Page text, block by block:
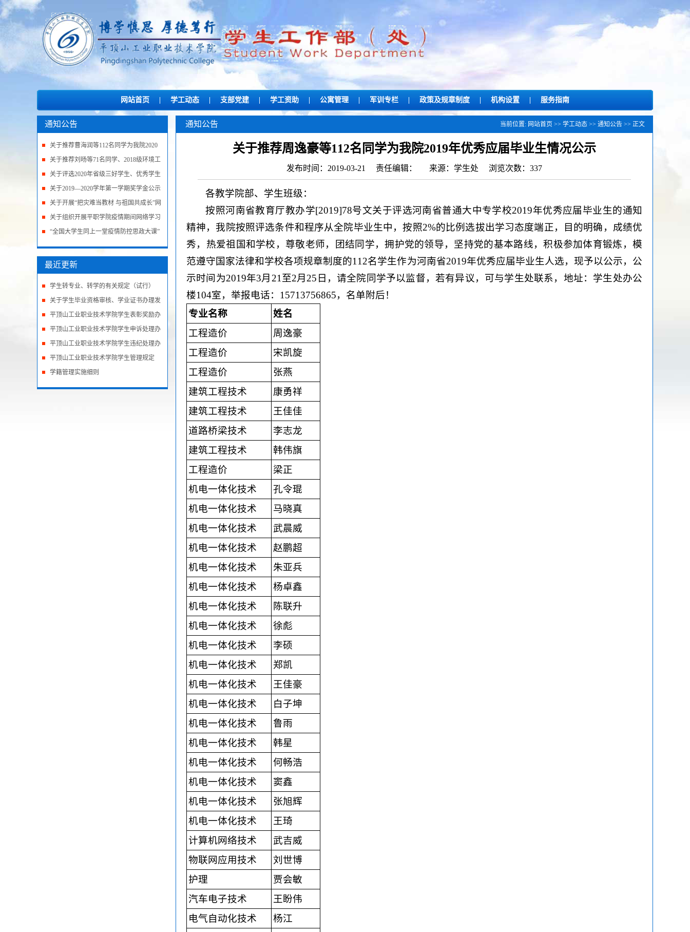
网站首页 学工动态 支部党建 学工资助 公寓管理 军训专栏 政策及规章制度 机构设置 服务指南
通知公告
关于推荐曹海润等112名同学为我院2020
年优秀应届毕业...
关于推荐刘旸等71名同学、2018级环境工
程技术1班等18...
关于评选2020年省级三好学生、优秀学生
干部和先进班...
关于2019—2020学年第一学期奖学金公示
名单关于开展“把灾难当教材 与祖国共成长”网
络主题班会...
关于组织开展平职学院疫情期间网络学习
相关情况问卷...
“全国大学生同上一堂疫情防控思政大课”
直播活动的通知
最近更新
学生转专业、转学的有关规定（试行）
关于学生毕业资格审核、学业证书办理发
放规平顶山工业职业技术学院学生表彰奖励办
法（平顶山工业职业技术学院学生申诉处理办
法
平顶山工业职业技术学院学生违纪处理办
法
平顶山工业职业技术学院学生管理规定
学籍管理实施细则
通知公告 当前位置: 网站首页 >> 学工动态 >> 通知公告 >> 正文
关于推荐周逸豪等112名同学为我院2019年优秀应届毕业生情况公示
发布时间：2019-03-21 责任编辑： 来源：学生处 浏览次数： 337
各教学院部、学生班级：
按照河南省教育厅教办学[2019]78号文关于评选河南省普通大中专学校2019年优秀应届毕业生的通知
精神，我院按照评选条件和程序从全院毕业生中，按照2%的比例选拔出学习态度端正，目的明确，成绩优
秀，热爱祖国和学校，尊敬老师，团结同学，拥护党的领导，坚持党的基本路线，积极参加体育锻炼，模
范遵守国家法律和学校各项规章制度的112名学生作为河南省2019年优秀应届毕业生人选，现予以公示，公
示时间为2019年3月21至2月25日，请全院同学予以监督，若有异议，可与学生处联系，地址：学生处办公
楼104室，举报电话：15713756865，名单附后！
专业名称
姓名
工程造价
周逸豪
工程造价
宋凯旋
工程造价
张燕
建筑工程技术
康勇祥
建筑工程技术
王佳佳
道路桥梁技术
李志龙
建筑工程技术
韩伟旗
工程造价
梁正
机电一体化技术
孔令琨
机电一体化技术
马晓真
机电一体化技术
武晨威
机电一体化技术
赵鹏超
机电一体化技术
朱亚兵
机电一体化技术
杨卓鑫
机电一体化技术
陈联升
机电一体化技术
徐彪
机电一体化技术
李硕
机电一体化技术
郑凯
机电一体化技术
王佳豪
机电一体化技术
白子坤
机电一体化技术
鲁雨
机电一体化技术
韩星
机电一体化技术
何畅浩
机电一体化技术
窦鑫
机电一体化技术
张旭辉
机电一体化技术
王琦
计算机网络技术
武吉威
物联网应用技术
刘世博
护理
贾会敏
汽车电子技术
王盼伟
电气自动化技术
杨江